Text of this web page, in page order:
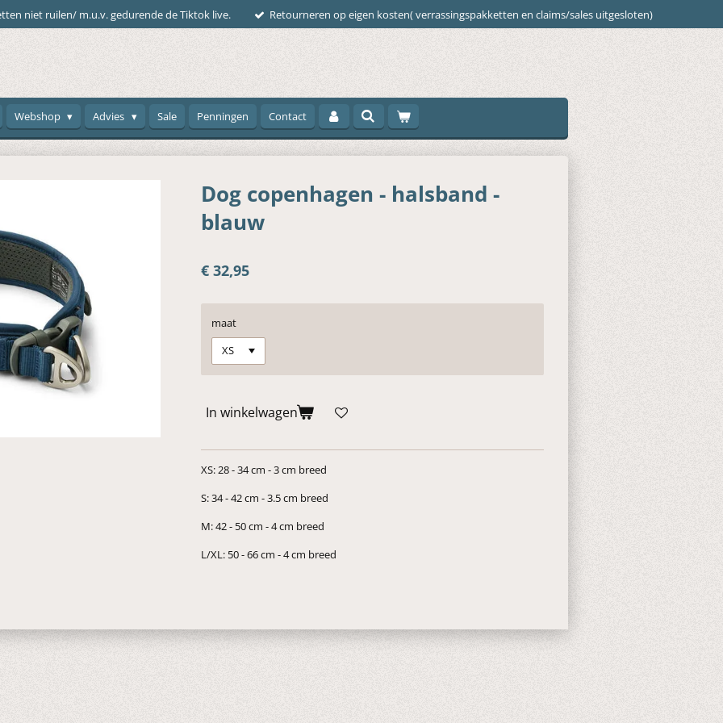
niet ruilen/ m.u.v. gedurende de Tiktok live. Retourneren op eigen kosten( verrassingspakketten en claims/sales uitgesloten)
Webshop Advies Sale Penningen Contact
Dog copenhagen - halsband -
blauw
€ 32,95
maat
In winkelwagen
XS: 28 - 34 cm - 3 cm breed
S: 34 - 42 cm - 3.5 cm breed
M: 42 - 50 cm - 4 cm breed
L/XL: 50 - 66 cm - 4 cm breed